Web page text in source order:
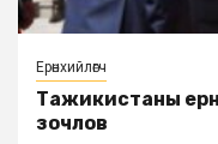
Ерөнхийлөгч
Тажикистаны
зочлов